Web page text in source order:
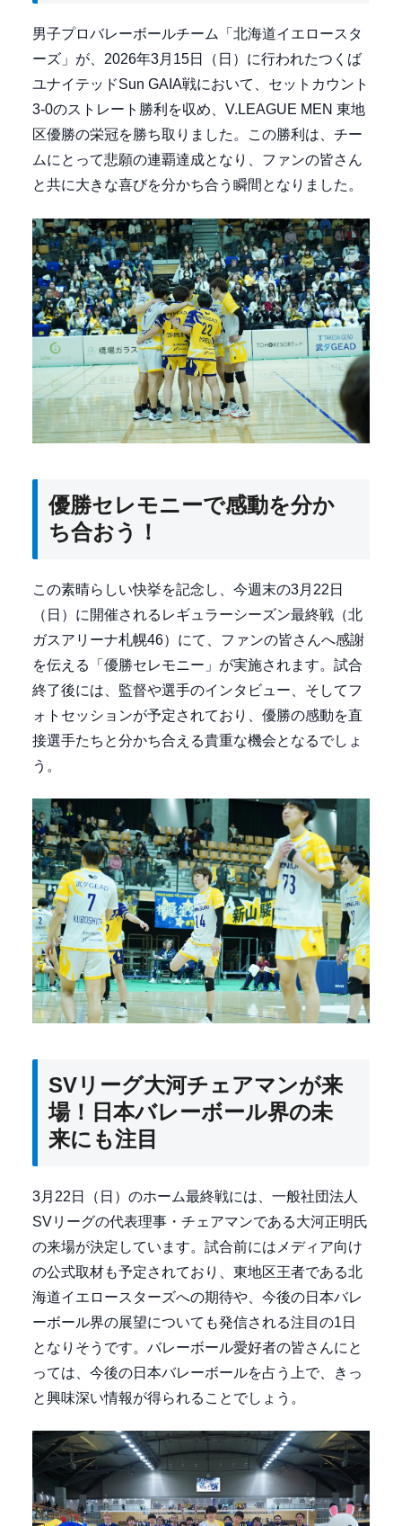
男子プロバレーボールチーム「北海道イエロースタ
ーズ」が、2026年3月15日（日）に行われたつくば
ユナイテッドSun GAIA戦において、セットカウント
3-0のストレート勝利を収め、V.LEAGUE MEN 東地
区優勝の栄冠を勝ち取りました。この勝利は、チー
ムにとって悲願の連覇達成となり、ファンの皆さん
と共に大きな喜びを分かち合う瞬間となりました。
優勝セレモニーで感動を分か
ち合おう！
この素晴らしい快挙を記念し、今週末の3月22日
（日）に開催されるレギュラーシーズン最終戦（北
ガスアリーナ札幌46）にて、ファンの皆さんへ感謝
を伝える「優勝セレモニー」が実施されます。試合
終了後には、監督や選手のインタビュー、そしてフ
ォトセッションが予定されており、優勝の感動を直
接選手たちと分かち合える貴重な機会となるでしょ
う。
SVリーグ大河チェアマンが来
場！日本バレーボール界の未
来にも注目
3月22日（日）のホーム最終戦には、一般社団法人
SVリーグの代表理事・チェアマンである大河正明氏
の来場が決定しています。試合前にはメディア向け
の公式取材も予定されており、東地区王者である北
海道イエロースターズへの期待や、今後の日本バレ
ーボール界の展望についても発信される注目の1日
となりそうです。バレーボール愛好者の皆さんにと
っては、今後の日本バレーボールを占う上で、きっ
と興味深い情報が得られることでしょう。